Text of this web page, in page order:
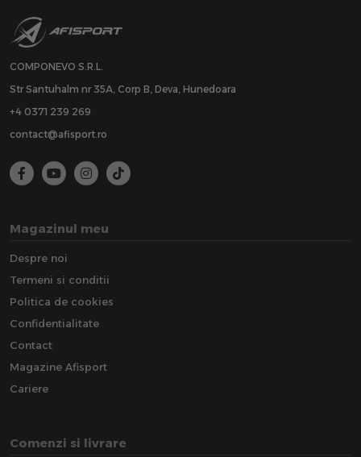
COMPONEVO S.R.L.
Str Santuhalm nr 35A, Corp B, Deva, Hunedoara
+4 0371 239 269
contact@afisport.ro
Magazinul meu
Despre noi
Termeni si conditii
Politica de cookies
Confidentialitate
Contact
Magazine Afisport
Cariere
Comenzi si livrare